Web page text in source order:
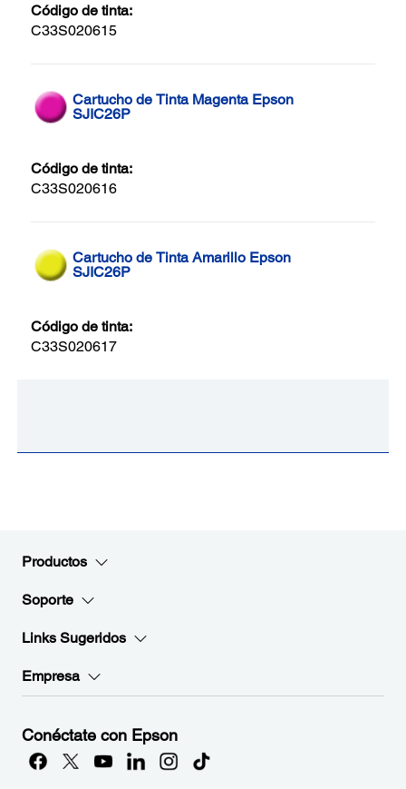
Código de tinta:
C33S020615
Cartucho de Tinta Magenta Epson
SJIC26P
Código de tinta:
C33S020616
Cartucho de Tinta Amarillo Epson
SJIC26P
Código de tinta:
C33S020617
Productos
Soporte
Links Sugeridos
Empresa
Conéctate con Epson